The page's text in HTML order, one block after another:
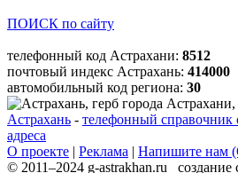
ПОИСК по сайту
телефонный код Астрахани: 8512
почтовый индекс Астрахань: 414000
автомобильный код региона: 30
Астрахань - телефонный справочник
адреса
О проекте | Реклама | Напишите нам
© 2011–2024 g-astrakhan.ru создание